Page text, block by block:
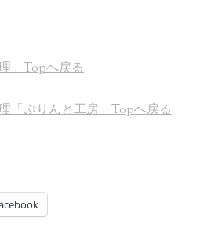
」Topへ戻る
「ぷりんと工房」Topへ戻る